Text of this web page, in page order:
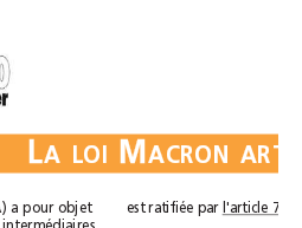
(23 quater A) a pour objet
L ALOI M